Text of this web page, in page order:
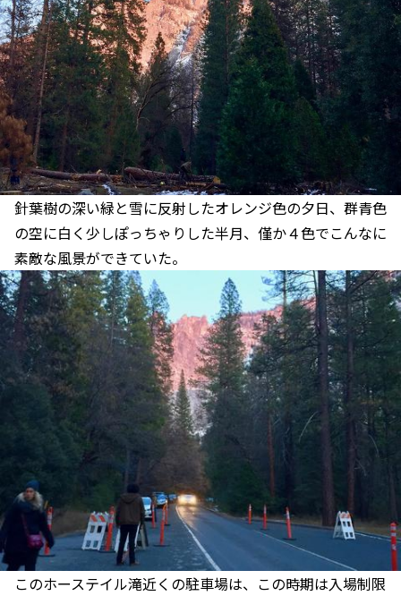
針葉樹の深い緑と雪に反射したオレンジ色の夕日、群青色
の空に白く少しぽっちゃりした半月、僅か４色でこんなに
素敵な風景ができていた。
このホーステイル滝近くの駐車場は、この時期は入場制限